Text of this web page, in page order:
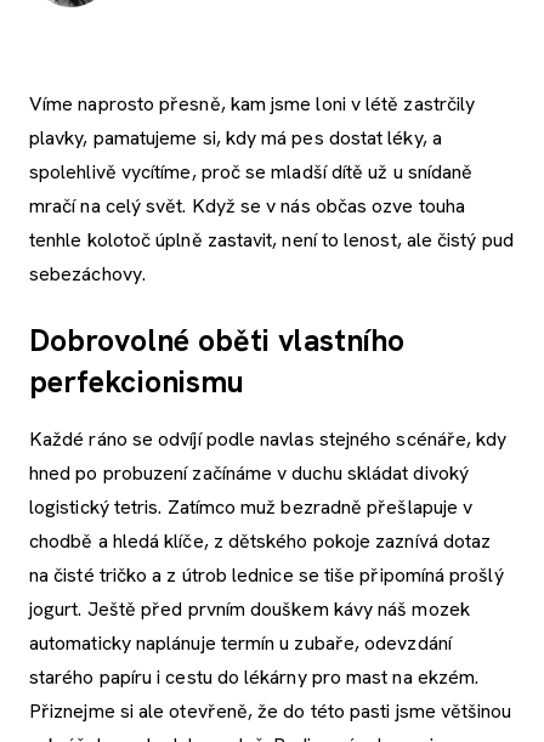
Víme naprosto přesně, kam jsme loni v létě zastrčily
plavky, pamatujeme si, kdy má pes dostat léky, a
spolehlivě vycítíme, proč se mladší dítě už u snídaně
mračí na celý svět. Když se v nás občas ozve touha
tenhle kolotoč úplně zastavit, není to lenost, ale čistý pud
sebezáchovy.
Dobrovolné oběti vlastního
perfekcionismu
Každé ráno se odvíjí podle navlas stejného scénáře, kdy
hned po probuzení začínáme v duchu skládat divoký
logistický tetris. Zatímco muž bezradně přešlapuje v
chodbě a hledá klíče, z dětského pokoje zaznívá dotaz
na čisté tričko a z útrob lednice se tiše připomíná prošlý
jogurt. Ještě před prvním douškem kávy náš mozek
automaticky naplánuje termín u zubaře, odevzdání
starého papíru i cestu do lékárny pro mast na ekzém.
Přiznejme si ale otevřeně, že do této pasti jsme většinou